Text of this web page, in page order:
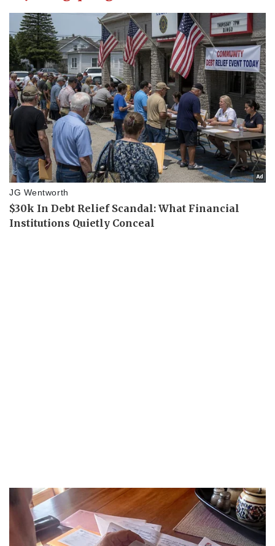
Kinh tế
Bất động sản
Khởi nghiệp
Giá vàng
Tiêu dùng